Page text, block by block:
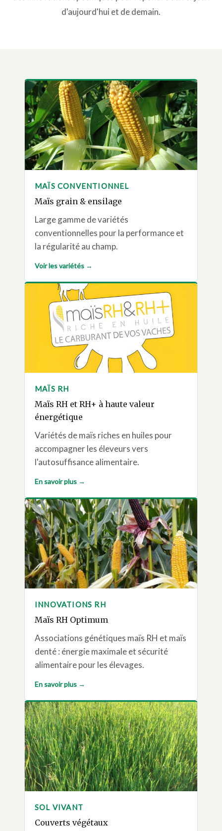
d'aujourd'hui et de demain.
MAÏS CONVENTIONNEL
Maïs grain & ensilage
Large gamme de variétés
conventionnelles pour la performance et
la régularité au champ.
Voir les variétés →
MAÏS RH
Maïs RH et RH+ à haute valeur
énergétique
Variétés de maïs riches en huiles pour
accompagner les éleveurs vers
l'autosuffisance alimentaire.
En savoir plus →
INNOVATIONS RH
Maïs RH Optimum
Associations génétiques maïs RH et maïs
denté : énergie maximale et sécurité
alimentaire pour les élevages.
En savoir plus →
SOL VIVANT
Couverts végétaux